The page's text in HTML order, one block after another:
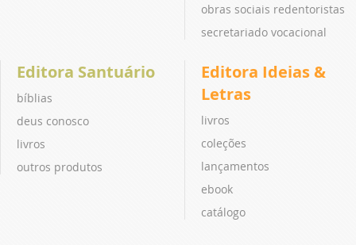
obras sociais redentoristas
secretariado vocacional
Editora Santuário
bíblias
deus conosco
livros
outros produtos
Editora Ideias &
Letras
livros
coleções
lançamentos
ebook
catálogo